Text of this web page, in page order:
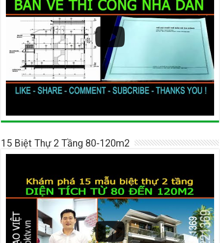
15 Biệt Thự 2 Tầng 80-120m2